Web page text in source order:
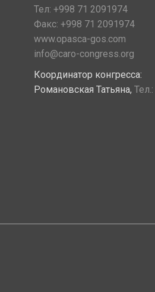
Тел: +998 71 2091974
Факс: +998 71 2091974
www.opasca-gos.com
info@caro-congress.org
Координатор конгресса:
Романовская Татьяна, Тел.: